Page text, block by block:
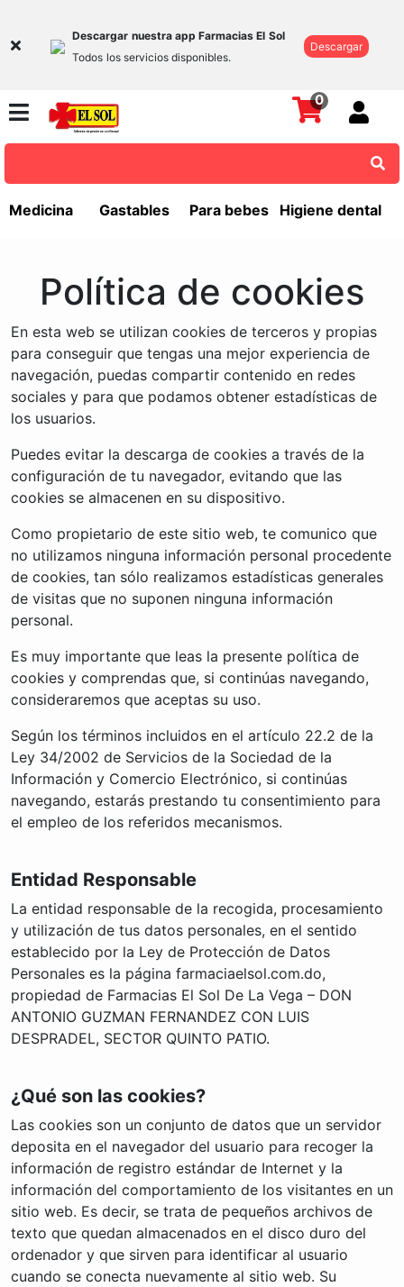
Descargar nuestra app Farmacias El Sol
Todos los servicios disponibles.
Descargar
0
Medicina Gastables Para bebes Higiene dental
Política de cookies
En esta web se utilizan cookies de terceros y propias
para conseguir que tengas una mejor experiencia de
navegación, puedas compartir contenido en redes
sociales y para que podamos obtener estadísticas de
los usuarios.
Puedes evitar la descarga de cookies a través de la
configuración de tu navegador, evitando que las
cookies se almacenen en su dispositivo.
Como propietario de este sitio web, te comunico que
no utilizamos ninguna información personal procedente
de cookies, tan sólo realizamos estadísticas generales
de visitas que no suponen ninguna información
personal.
Es muy importante que leas la presente política de
cookies y comprendas que, si continúas navegando,
consideraremos que aceptas su uso.
Según los términos incluidos en el artículo 22.2 de la
Ley 34/2002 de Servicios de la Sociedad de la
Información y Comercio Electrónico, si continúas
navegando, estarás prestando tu consentimiento para
el empleo de los referidos mecanismos.
Entidad Responsable
La entidad responsable de la recogida, procesamiento
y utilización de tus datos personales, en el sentido
establecido por la Ley de Protección de Datos
Personales es la página farmaciaelsol.com.do,
propiedad de Farmacias El Sol De La Vega – DON
ANTONIO GUZMAN FERNANDEZ CON LUIS
DESPRADEL, SECTOR QUINTO PATIO.
¿Qué son las cookies?
Las cookies son un conjunto de datos que un servidor
deposita en el navegador del usuario para recoger la
información de registro estándar de Internet y la
información del comportamiento de los visitantes en un
sitio web. Es decir, se trata de pequeños archivos de
texto que quedan almacenados en el disco duro del
ordenador y que sirven para identificar al usuario
cuando se conecta nuevamente al sitio web. Su